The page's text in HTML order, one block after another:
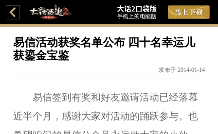
易信活动获奖名单公布 四十名幸运儿
获鎏金宝鉴
发布于 2014-01-14
易信签到有奖和好友邀请活动已经落幕
近半个月，感谢大家对活动的踊跃参与。也